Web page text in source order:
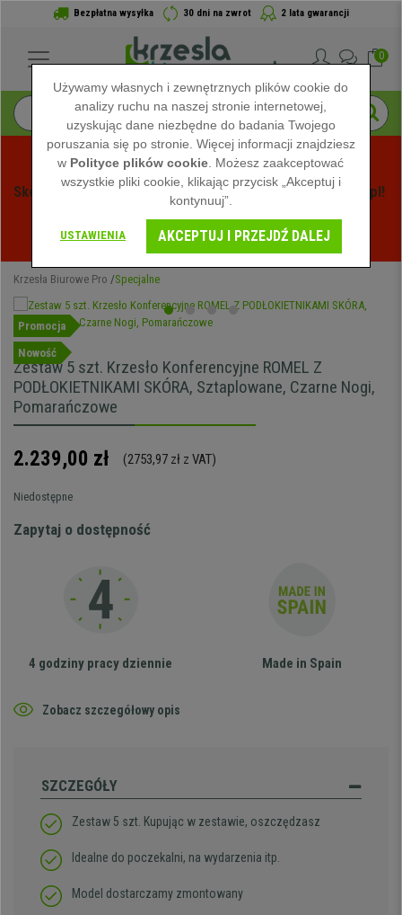
Bezpłatna wysyłka 30 dni na zwrot 2 lata gwarancji
0
Skorzystaj z Letnich Wyprzedaży na Krzeslabiurowepro.pl!
Zobacz oferty -
Krzesła Biurowe Pro Specjalne
Promocja
Nowość
Zestaw 5 szt. Krzesło Konferencyjne ROMEL Z
PODŁOKIETNIKAMI SKÓRA, Sztaplowane, Czarne Nogi,
Pomarańczowe
2.239,00 zł (2753,97 zł z VAT)
Niedostępne
Zapytaj o dostępność
4 godziny pracy dziennie Made in Spain
Zobacz szczegółowy opis
SZCZEGÓŁY
Zestaw 5 szt. Kupując w zestawie, oszczędzasz
Idealne do poczekalni, na wydarzenia itp.
Model dostarczamy zmontowany
Używamy własnych i zewnętrznych plików cookie do
analizy ruchu na naszej stronie internetowej,
uzyskując dane niezbędne do badania Twojego
poruszania się po stronie. Więcej informacji znajdziesz
w Polityce plików cookie . Możesz zaakceptować
wszystkie pliki cookie, klikając przycisk „Akceptuj i
kontynuuj”.
USTAWIENIA AKCEPTUJ I PRZEJDŹ DALEJ